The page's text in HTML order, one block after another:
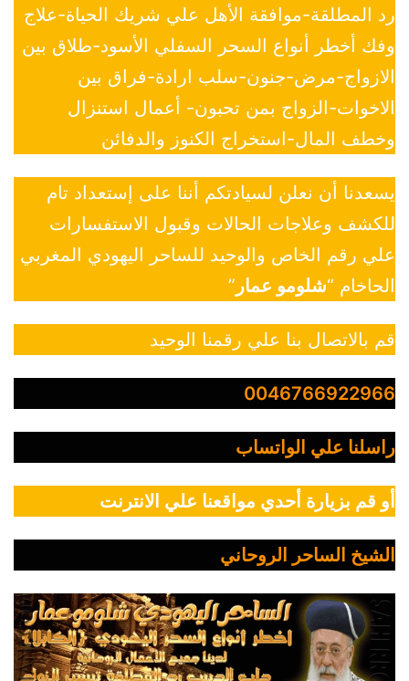
رد المطلقة-موافقة الأهل علي شريك الحياة-علاج
وفك أخطر أنواع السحر السفلي الأسود-طلاق بين
الازواج-مرض-جنون-سلب ارادة-فراق بين
الاخوات-الزواج بمن تحبون- أعمال استنزال
وخطف المال-استخراج الكنوز والدفائن
يسعدنا أن نعلن لسيادتكم أننا على إستعداد تام
للكشف وعلاجات الحالات وقبول الاستفسارات
علي رقم الخاص والوحيد للساحر اليهودي المغربي
الحاخام “شلومو عمار ”
قم بالاتصال بنا علي رقمنا الوحيد
0046766922966
راسلنا علي الواتساب
أو قم بزيارة أحدي مواقعنا علي الانترنت
الشيخ الساحر الروحاني